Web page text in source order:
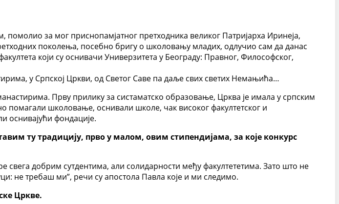
за мог приснопамјатног претходника великог Патријарха Иринеја,
поколења, посебно бригу о школовању младих, одлучио сам да данас
који су оснивачи Универзитета у Београду: Правног, Философског,
у Српској Цркви, од Светог Саве па даље свих светих Немањића…
Прву прилику за систаматско образовање, Црква је имала у српским
помагали школовање, оснивали школе, чак високог факултетског и
оснивајући фондације.
ту традицију, прво у малом, овим стипендијама, за које конкурс
добрим сутдентима, али солидарности међу факултететима. Зато што не
не требаш ми”, речи су апостола Павла које и ми следимо.
Цркве.